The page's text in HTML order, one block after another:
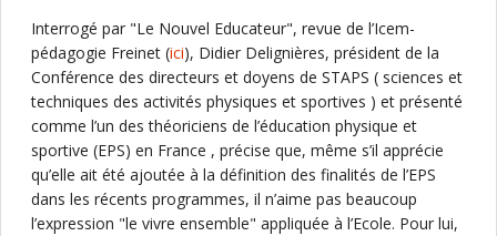
Interrogé par "Le Nouvel Educateur", revue de l’Icem-
pédagogie Freinet (ici), Didier Delignières, président de la
Conférence des directeurs et doyens de STAPS ( sciences et
techniques des activités physiques et sportives ) et présenté
comme l’un des théoriciens de l’éducation physique et
sportive (EPS) en France , précise que, même s’il apprécie
qu’elle ait été ajoutée à la définition des finalités de l’EPS
dans les récents programmes, il n’aime pas beaucoup
l’expression "le vivre ensemble" appliquée à l’Ecole. Pour lui,